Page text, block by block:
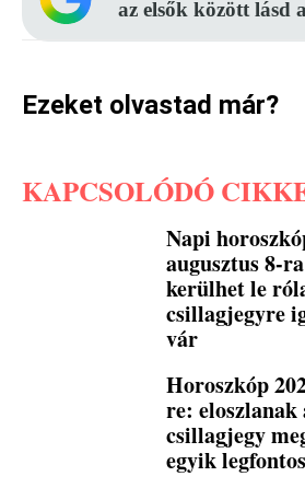
az elsők között lásd
Ezeket olvastad már?
KAPCSOLÓDÓ
Napi
augusztus 8-
kerülhet le
csillagjegyre
vár
Horoszkóp
re: eloszlanak
csillagjegy
egyik